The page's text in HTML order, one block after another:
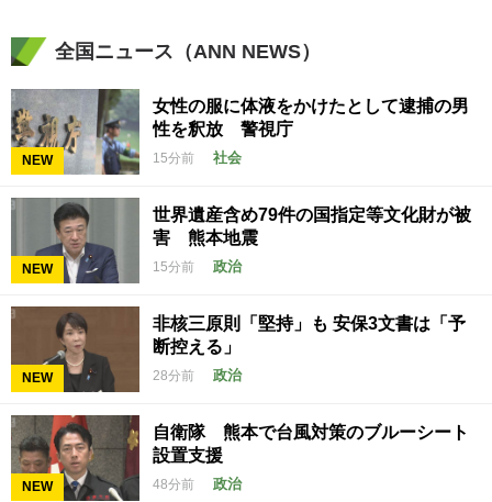
全国ニュース（ANN NEWS）
NEW
女性の服に体液をかけたとして逮捕の男
性を釈放 警視庁
15分前 社会
NEW
世界遺産含め79件の国指定等文化財が被
害 熊本地震
15分前 政治
NEW
非核三原則「堅持」も 安保3文書は「予
断控える」
28分前 政治
NEW
自衛隊 熊本で台風対策のブルーシート
設置支援
48分前 政治